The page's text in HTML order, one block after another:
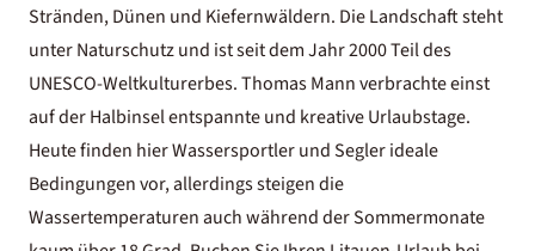
Stränden, Dünen und Kiefernwäldern. Die Landschaft steht
unter Naturschutz und ist seit dem Jahr 2000 Teil des
UNESCO-Weltkulturerbes. Thomas Mann verbrachte einst
auf der Halbinsel entspannte und kreative Urlaubstage.
Heute finden hier Wassersportler und Segler ideale
Bedingungen vor, allerdings steigen die
Wassertemperaturen auch während der Sommermonate